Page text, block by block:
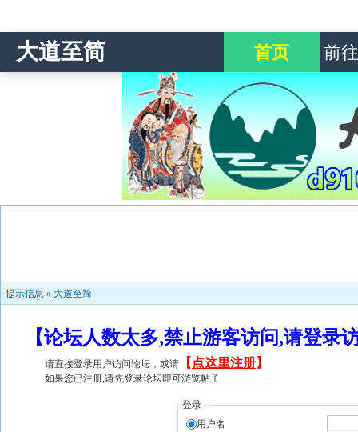
大道至简 首页 前
提示信息 » 大道至简
【论坛人数太多,禁止游客访问,请登
请直接登录用户访问论坛，或请 【 点这里注册】
如果您已注册,请先登录论坛即可游览帖子
登录
用户名